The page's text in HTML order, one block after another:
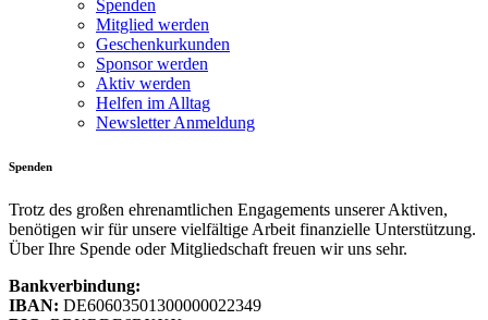
Spenden
Mitglied werden
Geschenkurkunden
Sponsor werden
Aktiv werden
Helfen im Alltag
Newsletter Anmeldung
Spenden
Trotz des großen ehrenamtlichen Engagements unserer Aktiven,
benötigen wir für unsere vielfältige Arbeit finanzielle Unterstützung.
Über Ihre Spende oder Mitgliedschaft freuen wir uns sehr.
Bankverbindung:
IBAN: DE60603501300000022349